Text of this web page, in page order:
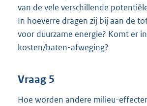
van de vele verschillende
In hoeverre dragen zij bij aan de
voor duurzame energie? Komt er
kosten/baten-afweging?
Vraag 5
Hoe worden andere milieu-